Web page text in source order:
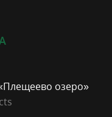
озеро»